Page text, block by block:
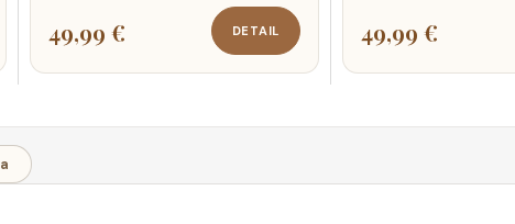
49,99 € DETAIL 49,99 €